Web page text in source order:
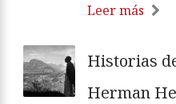
Leer más
Historias
Herman